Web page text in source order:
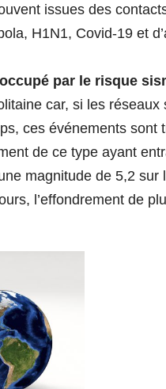
issues des
H1N1, Covid-19 et
par le risque
car, si les
ces événements
de ce type ayant
magnitude de 5,2
l’effondrement de